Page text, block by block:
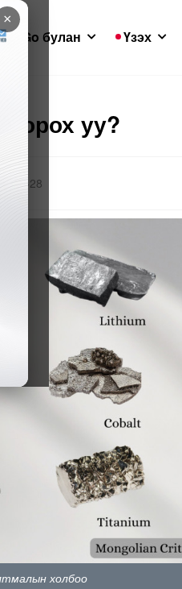
×
GoGo булан Үзэх
орох уу?
01-28
холбоо